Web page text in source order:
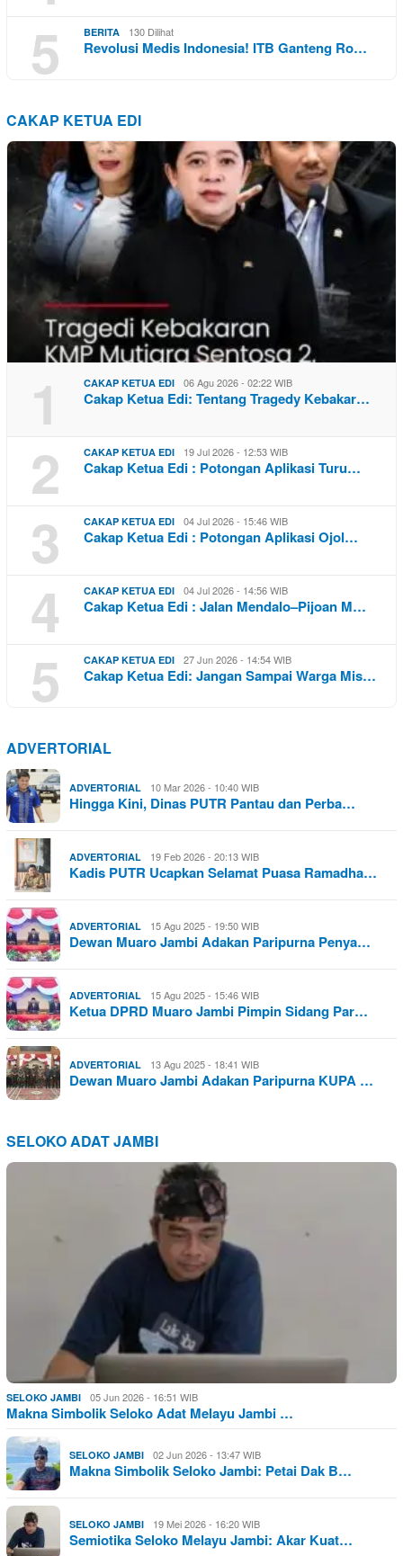
5
BERITA 130 Dilihat
Revolusi Medis Indonesia! ITB Ganteng Ro…
CAKAP KETUA EDI
1 CAKAP KETUA EDI 06 Agu 2026 - 02:22 WIB
Cakap Ketua Edi: Tentang Tragedy Kebakar…
2 CAKAP KETUA EDI 19 Jul 2026 - 12:53 WIB
Cakap Ketua Edi : Potongan Aplikasi Turu…
3 CAKAP KETUA EDI 04 Jul 2026 - 15:46 WIB
Cakap Ketua Edi : Potongan Aplikasi Ojol…
4 CAKAP KETUA EDI 04 Jul 2026 - 14:56 WIB
Cakap Ketua Edi : Jalan Mendalo–Pijoan M…
5 CAKAP KETUA EDI 27 Jun 2026 - 14:54 WIB
Cakap Ketua Edi: Jangan Sampai Warga Mis…
ADVERTORIAL
ADVERTORIAL 10 Mar 2026 - 10:40 WIB
Hingga Kini, Dinas PUTR Pantau dan Perba…
ADVERTORIAL 19 Feb 2026 - 20:13 WIB
Kadis PUTR Ucapkan Selamat Puasa Ramadha…
ADVERTORIAL 15 Agu 2025 - 19:50 WIB
Dewan Muaro Jambi Adakan Paripurna Penya…
ADVERTORIAL 15 Agu 2025 - 15:46 WIB
Ketua DPRD Muaro Jambi Pimpin Sidang Par…
ADVERTORIAL 13 Agu 2025 - 18:41 WIB
Dewan Muaro Jambi Adakan Paripurna KUPA …
SELOKO ADAT JAMBI
SELOKO JAMBI 05 Jun 2026 - 16:51 WIB
Makna Simbolik Seloko Adat Melayu Jambi …
SELOKO JAMBI 02 Jun 2026 - 13:47 WIB
Makna Simbolik Seloko Jambi: Petai Dak B…
SELOKO JAMBI 19 Mei 2026 - 16:20 WIB
Semiotika Seloko Melayu Jambi: Akar Kuat…